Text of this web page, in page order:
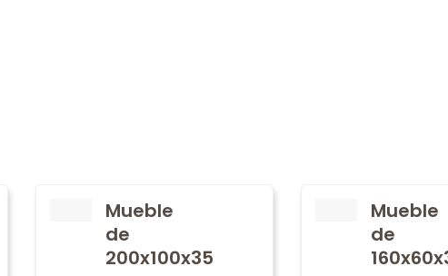
Mueble
de
200x100x35
Mueble
de